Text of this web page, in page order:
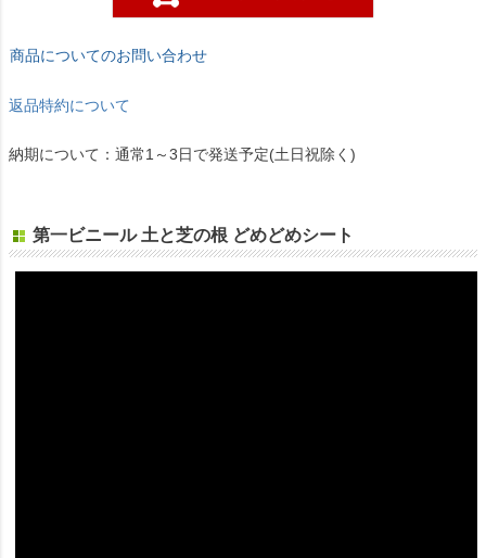
商品についてのお問い合わせ
返品特約について
納期について：通常1～3日で発送予定(土日祝除く)
第一ビニール 土と芝の根 どめどめシート